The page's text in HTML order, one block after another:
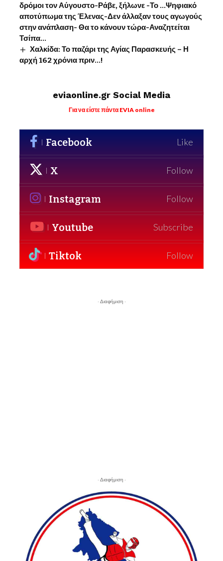
δρόμοι τον Αύγουστο-Ράβε, ξήλωνε -Το …Ψηφιακό
αποτύπωμα της Έλενας-Δεν άλλαξαν τους αγωγούς
στην ανάπλαση- Θα το κάνουν τώρα-Αναζητείται
Τσίπα…
Χαλκίδα: Το παζάρι της Αγίας Παρασκευής – Η
αρχή 162 χρόνια πριν…!
eviaonline.gr Social Media
Για να είστε πάντα EVIA online
Facebook Like
X Follow
Instagram Follow
Youtube Subscribe
Tiktok Follow
- Διαφήμιση -
- Διαφήμιση -